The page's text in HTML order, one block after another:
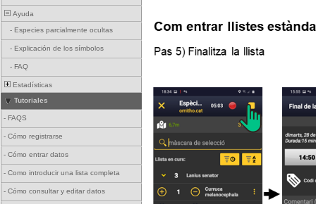
Ayuda
- Especies parcialmente ocultas
- Explicación de los símbolos
- FAQ
Estadísticas
Tutoriales
- FAQS
- Cómo registrarse
- Cómo entrar datos
- Como introducir una lista completa
- Cómo consultar y editar datos